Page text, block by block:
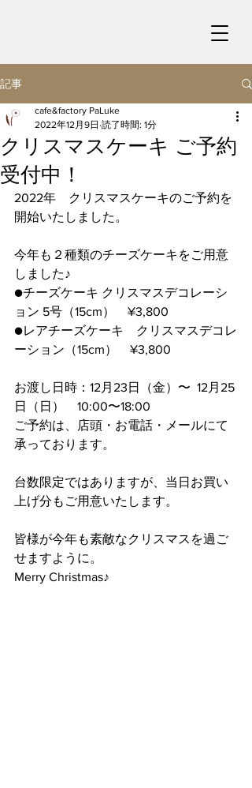
記事
クリスマスケーキ ご予約
受付中！
cafe&factory PaLuke
2022年12月9日 読了時間: 1分
2022年　クリスマスケーキのご予約を
開始いたしました。
今年も２種類のチーズケーキをご用意
しました♪
●チーズケーキ クリスマスデコレーシ
ョン 5号（15cm）　¥3,800
●レアチーズケーキ　クリスマスデコレ
ーション（15cm）　¥3,800
お渡し日時：12月23日（金）〜  12月25
日（日）　10:00〜18:00
ご予約は、店頭・お電話・メールにて
承っております。
台数限定ではありますが、当日お買い
上げ分もご用意いたします。
皆様が今年も素敵なクリスマスを過ご
せますように。
Merry Christmas♪